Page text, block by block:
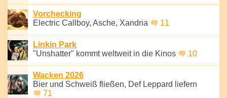
Vorchecking
Electric Callboy, Asche, Xandria
11
Linkin Park
"Unshatter" kommt weltweit in die Kinos
10
Wacken 2026
Bier und Schweiß fließen, Def Leppard liefern
71